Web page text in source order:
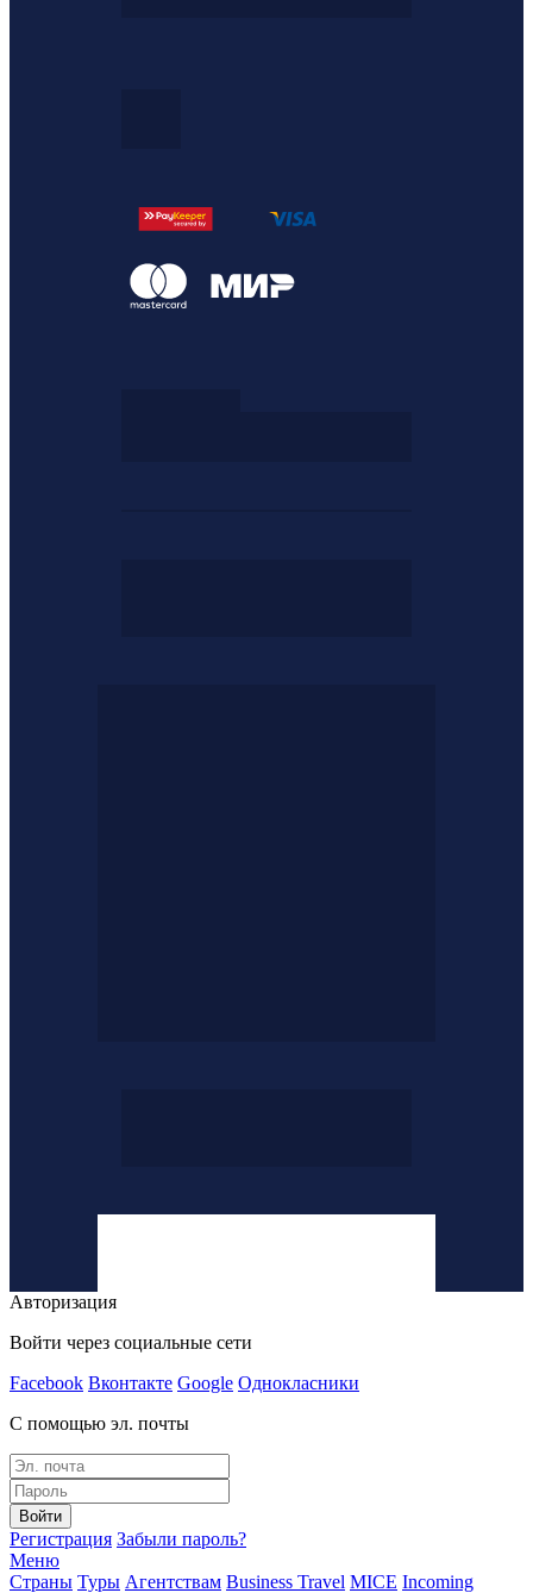
Авторизация
Войти через социальные сети
Facebook Вконтакте Google Однокласники
С помощью эл. почты
Войти
Регистрация Забыли пароль?
Меню
Страны Туры Агентствам Business Travel MICE Incoming